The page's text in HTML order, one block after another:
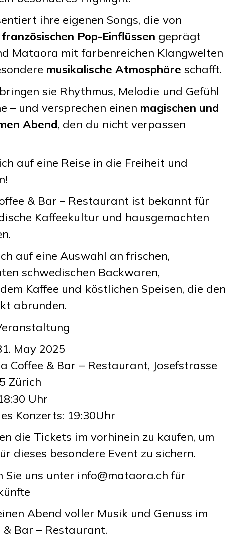
ihre eigenen Songs, die von
französischen Pop-Einflüssen geprägt
Mataora mit farbenreichen Klangwelten
musikalische Atmosphäre schafft.
sie Rhythmus, Melodie und Gefühl
– und versprechen einen magischen und
Abend, den du nicht verpassen
auf eine Reise in die Freiheit und
& Bar – Restaurant ist bekannt für
Kaffeekultur und hausgemachten
auf eine Auswahl an frischen,
schwedischen Backwaren,
Kaffee und köstlichen Speisen, die den
abrunden.
May 2025
Coffee & Bar – Restaurant, Josefstrasse
Zürich
Uhr
Konzerts: 19:30Uhr
die Tickets im vorhinein zu kaufen, um
dieses besondere Event zu sichern.
Sie uns unter info@mataora.ch für
Abend voller Musik und Genuss im
& Bar – Restaurant.